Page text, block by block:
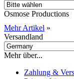
Osmose Productions
Mehr Artikel »
Versandland
Mehr über...
Zahlung &